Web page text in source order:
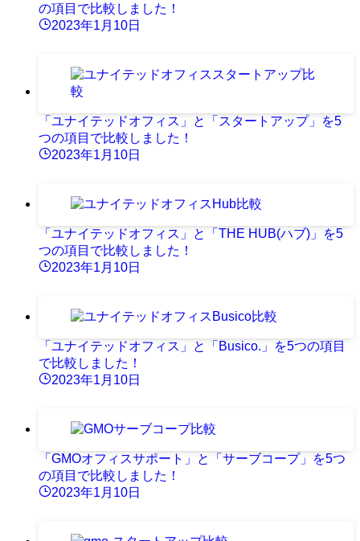
の項目で比較しました！
2023年1月10日
「ユナイテッドオフィス」と「スタートアップ」を5
つの項目で比較しました！
2023年1月10日
「ユナイテッドオフィス」と「THE HUB(ハブ)」を5
つの項目で比較しました！
2023年1月10日
「ユナイテッドオフィス」と「Busico.」を5つの項目
で比較しました！
2023年1月10日
「GMOオフィスサポート」と「サーブコープ」を5つ
の項目で比較しました！
2023年1月10日